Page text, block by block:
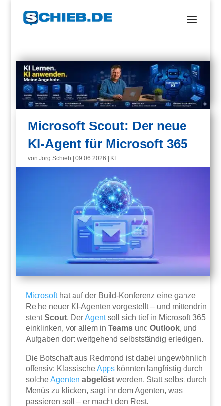
Microsoft Scout: Der neue
KI-Agent für Microsoft 365
vonJörg Schieb |09.06.2026 KI
Microsofthat auf der Build-Konferenz eine ganze
Reihe neuer KI-Agenten vorgestellt – und mittendrin
stehtScout. DerAgentsoll sich tief in Microsoft 365
einklinken, vor allem inTeams undOutlook, und
Aufgaben dort weitgehend selbstständig erledigen.
Die Botschaft aus Redmond ist dabei ungewöhnlich
offensiv: KlassischeApps könnten langfristig durch
solcheAgenten abgelöst werden. Statt selbst durch
Menüs zu klicken, sagt ihr dem Agenten, was
passieren soll – er macht den Rest.